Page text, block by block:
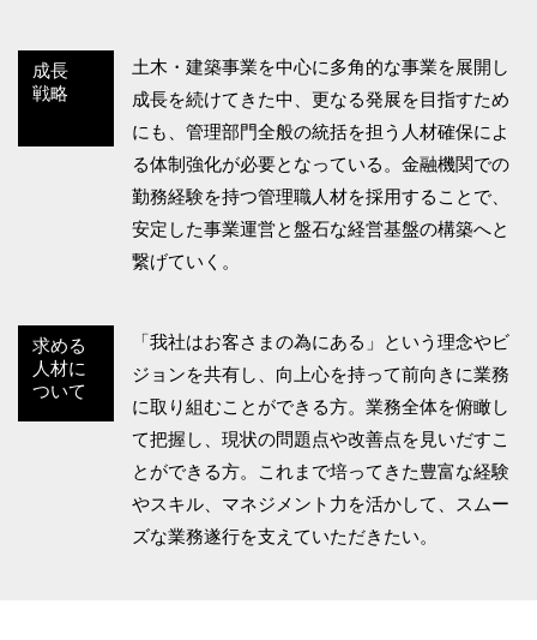
成長
戦略
土木・建築事業を中心に多角的な事業を展開し
成長を続けてきた中、更なる発展を目指すため
にも、管理部門全般の統括を担う人材確保によ
る体制強化が必要となっている。金融機関での
勤務経験を持つ管理職人材を採用することで、
安定した事業運営と盤石な経営基盤の構築へと
繋げていく。
求める
人材に
ついて
「我社はお客さまの為にある」という理念やビ
ジョンを共有し、向上心を持って前向きに業務
に取り組むことができる方。業務全体を俯瞰し
て把握し、現状の問題点や改善点を見いだすこ
とができる方。これまで培ってきた豊富な経験
やスキル、マネジメント力を活かして、スムー
ズな業務遂行を支えていただきたい。